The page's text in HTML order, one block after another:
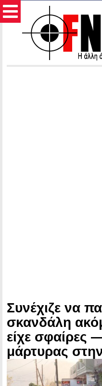
Συνέχιζε να
σκανδάλη
είχε σφαίρες
μάρτυρας